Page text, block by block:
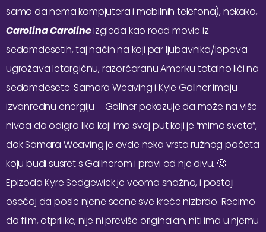
samo da nema kompjutera i mobilnih telefona), nekako,
Carolina Carolineizgleda kao road movie iz
sedamdesetih, taj način na koji par ljubavnika/lopova
ugrožava letargičnu, razorčaranu Ameriku totalno liči na
sedamdesete. Samara Weaving i Kyle Gallner imaju
izvanrednu energiju – Gallner pokazuje da može na više
nivoa da odigra lika koji ima svoj put koji je “mimo sveta”,
dok Samara Weaving je ovde neka vrsta ružnog pačeta
koju budi susret s Gallnerom i pravi od nje divu. 🙂
Epizoda Kyre Sedgewick je veoma snažna, i postoji
osećaj da posle njene scene sve kreće nizbrdo. Recimo
da film, otprilike, nije ni previše originalan, niti ima u njemu